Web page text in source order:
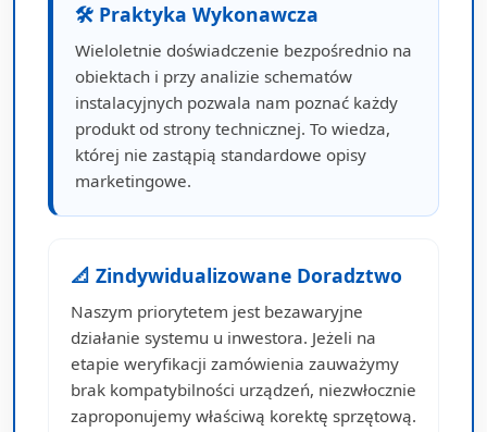
🛠 Praktyka Wykonawcza
Wieloletnie doświadczenie bezpośrednio na
obiektach i przy analizie schematów
instalacyjnych pozwala nam poznać każdy
produkt od strony technicznej. To wiedza,
której nie zastąpią standardowe opisy
marketingowe.
📐 Zindywidualizowane Doradztwo
Naszym priorytetem jest bezawaryjne
działanie systemu u inwestora. Jeżeli na
etapie weryfikacji zamówienia zauważymy
brak kompatybilności urządzeń, niezwłocznie
zaproponujemy właściwą korektę sprzętową.